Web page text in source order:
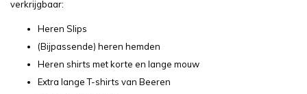
verkrijgbaar:
Heren Slips
(Bijpassende) heren hemden
Heren shirts met korte en lange mouw
Extra lange T-shirts van Beeren